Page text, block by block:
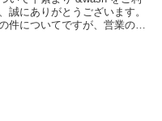
誠にありがとうございます。
件についてですが、営業の電